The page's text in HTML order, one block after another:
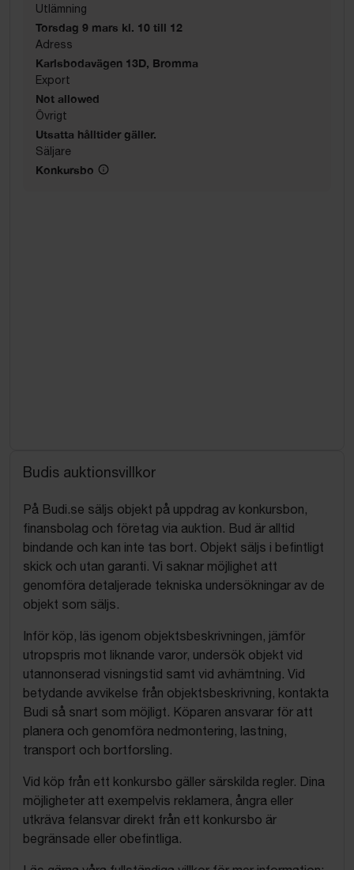
Utlämning
Torsdag 9 mars kl. 10 till 12
Adress
Karlsbodavägen 13D, Bromma
Export
Not allowed
Övrigt
Utsatta hålltider gäller.
Säljare
Konkursbo
Budis auktionsvillkor
På Budi.se säljs objekt på uppdrag av konkursbon,
finansbolag och företag via auktion. Bud är alltid
bindande och kan inte tas bort. Objekt säljs i befintligt
skick och utan garanti. Vi saknar möjlighet att
genomföra detaljerade tekniska undersökningar av de
objekt som säljs.
Inför köp, läs igenom objektsbeskrivningen, jämför
utropspris mot liknande varor, undersök objekt vid
utannonserad visningstid samt vid avhämtning. Vid
betydande avvikelse från objektsbeskrivning, kontakta
Budi så snart som möjligt. Köparen ansvarar för att
planera och genomföra nedmontering, lastning,
transport och bortforsling.
Vid köp från ett konkursbo gäller särskilda regler. Dina
möjligheter att exempelvis reklamera, ångra eller
utkräva felansvar direkt från ett konkursbo är
begränsade eller obefintliga.